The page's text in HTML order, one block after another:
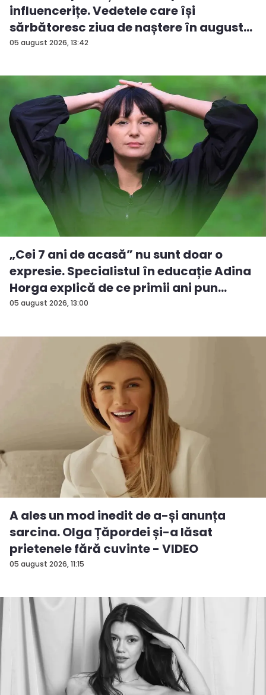
05 august 2026, 13:42
influencerițe. Vedetele care își
sărbătoresc ziua de naștere în august...
05 august 2026, 13:00
„Cei 7 ani de acasă” nu sunt doar o
expresie. Specialistul în educație Adina
Horga explică de ce primii ani pun
baze...
05 august 2026, 11:15
A ales un mod inedit de a-și anunța
sarcina. Olga Țăpordei și-a lăsat
prietenele fără cuvinte - VIDEO